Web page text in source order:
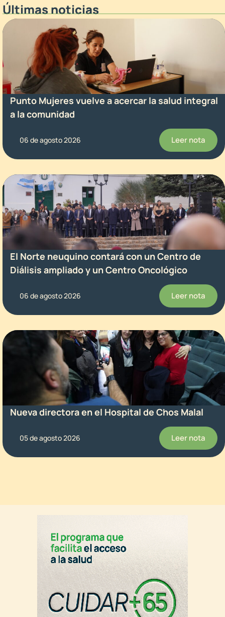
Últimas noticias
Punto Mujeres vuelve a acercar la salud integral
a la comunidad
06 de agosto 2026 Leer nota
El Norte neuquino contará con un Centro de
Diálisis ampliado y un Centro Oncológico
06 de agosto 2026 Leer nota
Nueva directora en el Hospital de Chos Malal
05 de agosto 2026 Leer nota